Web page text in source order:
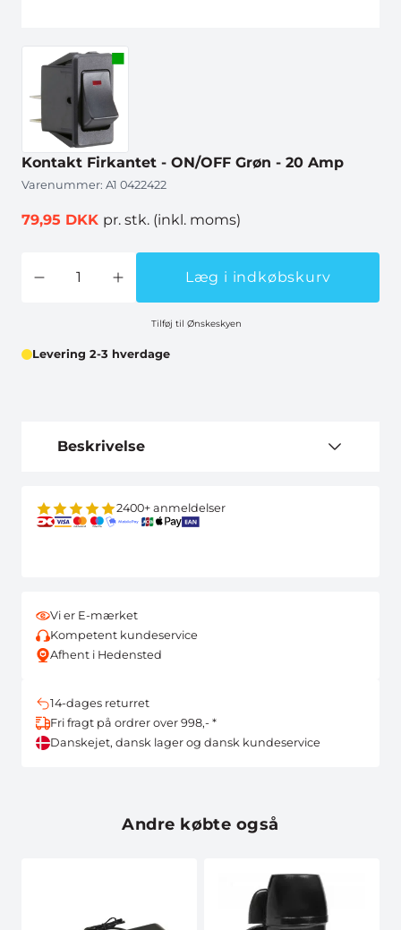
Kontakt Firkantet - ON/OFF Grøn - 20 Amp
Varenummer: A1 0422422
79,95 DKK pr. stk. (inkl. moms)
Læg i indkøbskurv
Tilføj til Ønskeskyen
Levering 2-3 hverdage
Beskrivelse
2400+ anmeldelser
Vi er E-mærket
Kompetent kundeservice
Afhent i Hedensted
14-dages returret
Fri fragt på ordrer over 998,- *
Danskejet, dansk lager og dansk kundeservice
Andre købte også